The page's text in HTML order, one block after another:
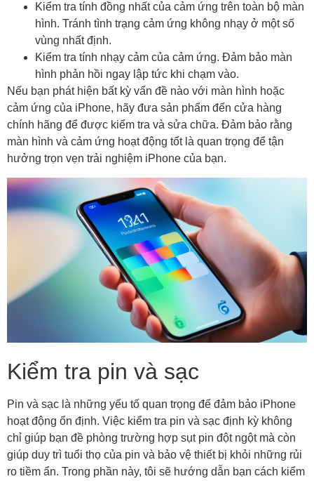
Kiểm tra tính đồng nhất của cảm ứng trên toàn bộ màn
hình. Tránh tình trạng cảm ứng không nhạy ở một số
vùng nhất định.
Kiểm tra tính nhạy cảm của cảm ứng. Đảm bảo màn
hình phản hồi ngay lập tức khi chạm vào.
Nếu bạn phát hiện bất kỳ vấn đề nào với màn hình hoặc
cảm ứng của iPhone, hãy đưa sản phẩm đến cửa hàng
chính hãng để được kiểm tra và sửa chữa. Đảm bảo rằng
màn hình và cảm ứng hoạt động tốt là quan trọng để tận
hưởng trọn vẹn trải nghiệm iPhone của bạn.
Kiểm tra pin và sạc
Pin và sạc là những yếu tố quan trọng để đảm bảo iPhone
hoạt động ổn định. Việc kiểm tra pin và sạc định kỳ không
chỉ giúp bạn đề phòng trường hợp sụt pin đột ngột mà còn
giúp duy trì tuổi thọ của pin và bảo vệ thiết bị khỏi những rủi
ro tiềm ẩn. Trong phần này, tôi sẽ hướng dẫn bạn cách kiểm